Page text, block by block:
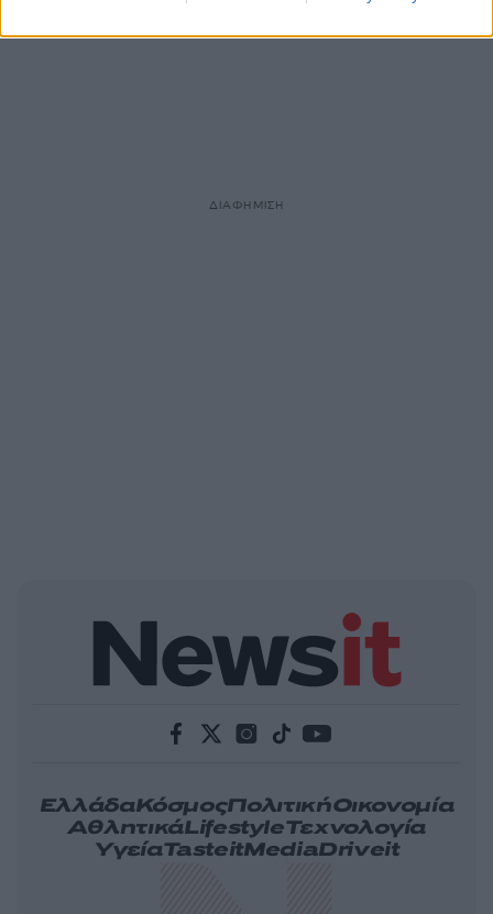
ΔΙΑΦΗΜΙΣΗ
ΕλλάδαΚόσμοςΠολιτικήΟικονομία
ΑθλητικάLifestyleΤεχνολογία
ΥγείαTasteitMediaDriveit